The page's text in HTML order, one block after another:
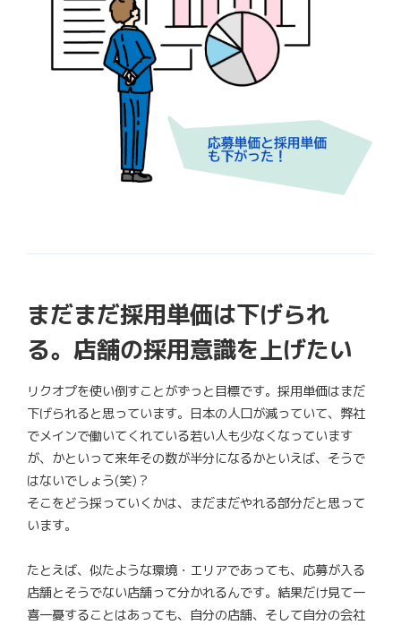
まだまだ採用単価は下げられ
る。店舗の採用意識を上げたい
リクオプを使い倒すことがずっと目標です。採用単価はまだ
下げられると思っています。日本の人口が減っていて、弊社
でメインで働いてくれている若い人も少なくなっています
が、かといって来年その数が半分になるかといえば、そうで
はないでしょう(笑)？
そこをどう採っていくかは、まだまだやれる部分だと思って
います。
たとえば、似たような環境・エリアであっても、応募が入る
店舗とそうでない店舗って分かれるんです。結果だけ見て一
喜一憂することはあっても、自分の店舗、そして自分の会社